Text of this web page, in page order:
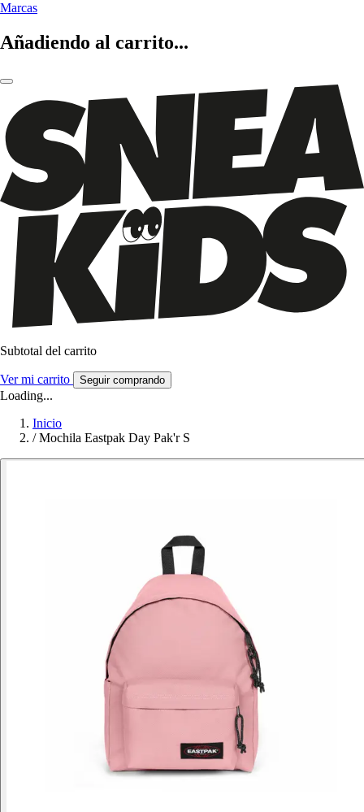
Marcas
Añadiendo al carrito...
Subtotal del carrito
Ver mi carrito Seguir comprando
Loading...
Inicio
/ Mochila Eastpak Day Pak'r S